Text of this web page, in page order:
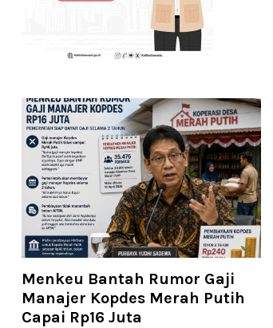
Menkeu Bantah Rumor Gaji
Manajer Kopdes Merah Putih
Capai Rp16 Juta